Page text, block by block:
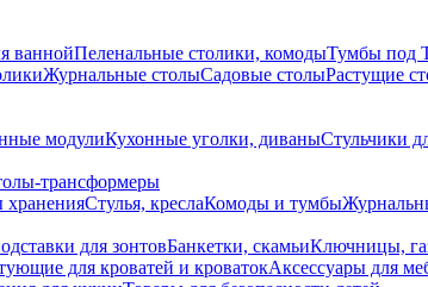
ваннойПеленальные столики, комодыТумбы под
Журнальные столыСадовые столыРастущие
модулиКухонные уголки, диваныСтульчики
трансформеры
храненияСтулья, креслаКомоды и тумбы
для зонтовБанкетки, скамьиКлючницы,
для кроватей и кроватокАксессуары для